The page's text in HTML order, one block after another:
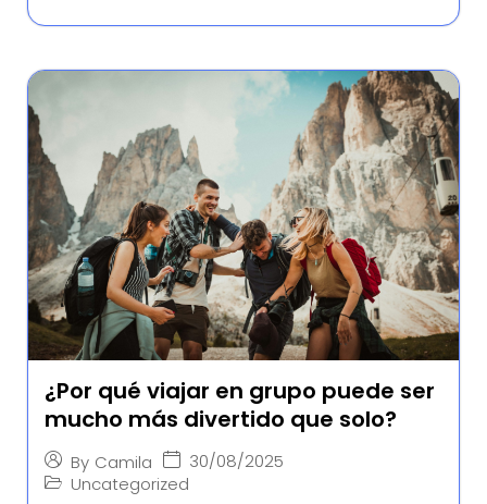
¿Por qué viajar en grupo puede ser
mucho más divertido que solo?
By Camila
30/08/2025
Uncategorized